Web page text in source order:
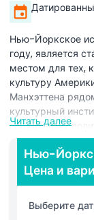
Нью-Йоркское
году, является
местом для тех,
культуру
Манхэттена
культурный
социальную,
как Нью-Йорка,
классом
винтажной
прослеживает
независимость
Читать далее
Нью-
Цена и
Выберите